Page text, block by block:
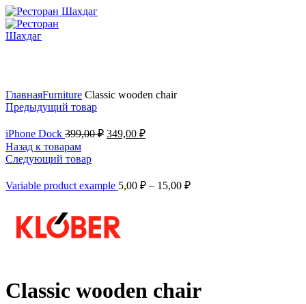
ГлавнаяFurniture Classic wooden chair
Предыдущий товар
iPhone Dock 399,00₽ 349,00 ₽
Назад к товарам
Следующий товар
Variable product example 5,00 ₽ – 15,00 ₽
Classic wooden chair